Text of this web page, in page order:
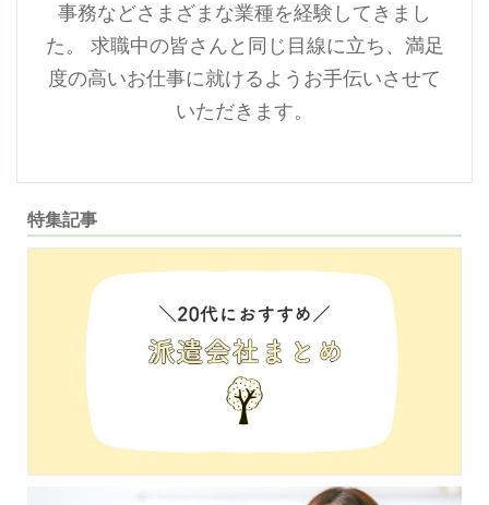
事務などさまざまな業種を経験してきまし
た。 求職中の皆さんと同じ目線に立ち、満足
度の高いお仕事に就けるようお手伝いさせて
いただきます。
特集記事